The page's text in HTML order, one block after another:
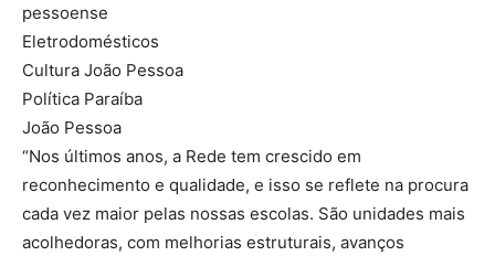
pessoense
Eletrodomésticos
Cultura João Pessoa
Política Paraíba
João Pessoa
“Nos últimos anos, a Rede tem crescido em
reconhecimento e qualidade, e isso se reflete na procura
cada vez maior pelas nossas escolas. São unidades mais
acolhedoras, com melhorias estruturais, avanços